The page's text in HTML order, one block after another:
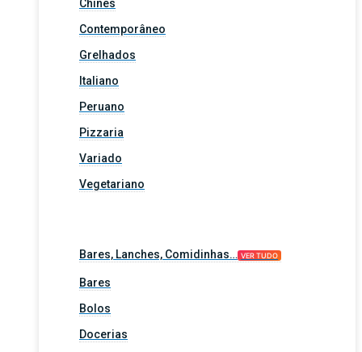
Chinês
Contemporâneo
Grelhados
Italiano
Peruano
Pizzaria
Variado
Vegetariano
Bares, Lanches, Comidinhas… VER TUDO
Bares
Bolos
Docerias